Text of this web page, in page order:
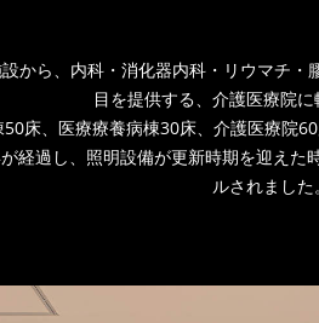
から、内科・消化器内科・リウマチ
目を提供する、介護医療院に
床、医療療養病棟30床、介護医療院
経過し、照明設備が更新時期を迎え
ルされました。